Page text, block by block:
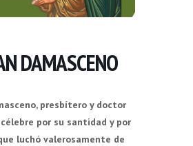
DAMASCENO
presbítero y doctor
por su santidad y por
luchó valerosamente de